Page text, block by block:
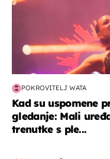
POKROVITELJ WATA
Kad su uspomene
gledanje: Mali
trenutke s ple...